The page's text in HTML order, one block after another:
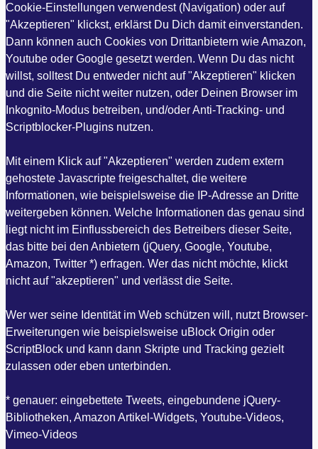
Cookie-Einstellungen verwendest (Navigation) oder auf
"Akzeptieren" klickst, erklärst Du Dich damit einverstanden.
Dann können auch Cookies von Drittanbietern wie Amazon,
Youtube oder Google gesetzt werden. Wenn Du das nicht
willst, solltest Du entweder nicht auf "Akzeptieren" klicken
und die Seite nicht weiter nutzen, oder Deinen Browser im
Inkognito-Modus betreiben, und/oder Anti-Tracking- und
Scriptblocker-Plugins nutzen.
Mit einem Klick auf "Akzeptieren" werden zudem extern
gehostete Javascripte freigeschaltet, die weitere
Informationen, wie beispielsweise die IP-Adresse an Dritte
weitergeben können. Welche Informationen das genau sind
liegt nicht im Einflussbereich des Betreibers dieser Seite,
das bitte bei den Anbietern (jQuery, Google, Youtube,
Amazon, Twitter *) erfragen. Wer das nicht möchte, klickt
nicht auf "akzeptieren" und verlässt die Seite.
Wer wer seine Identität im Web schützen will, nutzt Browser-
Erweiterungen wie beispielsweise uBlock Origin oder
ScriptBlock und kann dann Skripte und Tracking gezielt
zulassen oder eben unterbinden.
* genauer: eingebettete Tweets, eingebundene jQuery-
Bibliotheken, Amazon Artikel-Widgets, Youtube-Videos,
Vimeo-Videos